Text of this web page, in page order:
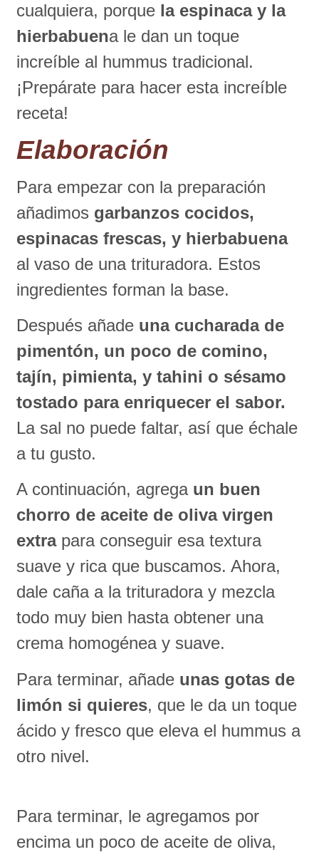
cualquiera, porque la espinaca y la
hierbabuena le dan un toque
increíble al hummus tradicional.
¡Prepárate para hacer esta increíble
receta!
Elaboración
Para empezar con la preparación
añadimos garbanzos cocidos,
espinacas frescas, y hierbabuena
al vaso de una trituradora. Estos
ingredientes forman la base.
Después añade una cucharada de
pimentón, un poco de comino,
tajín, pimienta, y tahini o sésamo
tostado para enriquecer el sabor.
La sal no puede faltar, así que échale
a tu gusto.
A continuación, agrega un buen
chorro de aceite de oliva virgen
extrapara conseguir esa textura
suave y rica que buscamos. Ahora,
dale caña a la trituradora y mezcla
todo muy bien hasta obtener una
crema homogénea y suave.
Para terminar, añade unas gotas de
limón si quieres, que le da un toque
ácido y fresco que eleva el hummus a
otro nivel.
Para terminar, le agregamos por
encima un poco de aceite de oliva,